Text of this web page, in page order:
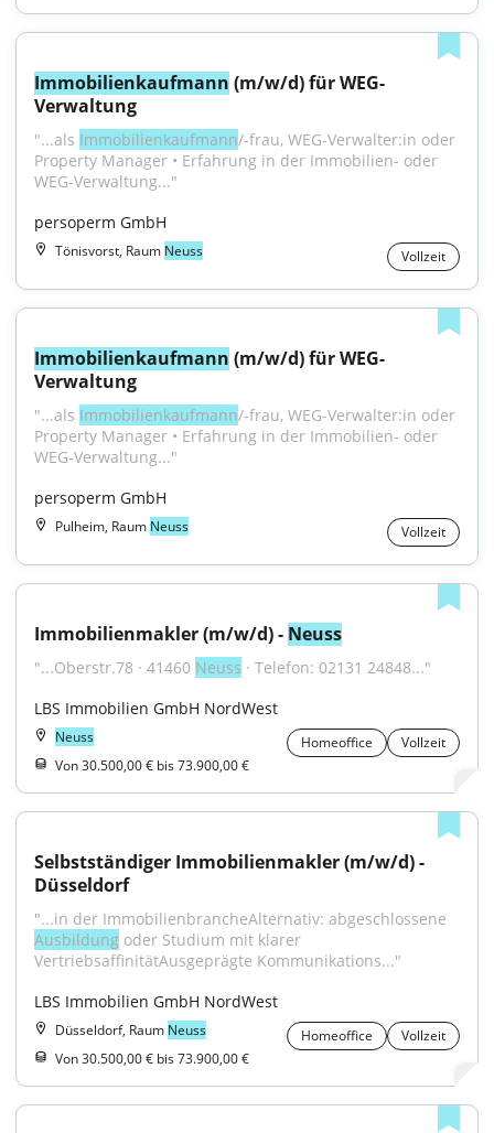
Immobilienkaufmann (m/w/d) für WEG-
Verwaltung
"...als Immobilienkaufmann/-frau, WEG-Verwalter:in oder
Property Manager • Erfahrung in der Immobilien- oder
WEG-Verwaltung..."
persoperm GmbH
Tönisvorst, Raum Neuss Vollzeit
Immobilienkaufmann (m/w/d) für WEG-
Verwaltung
"...als Immobilienkaufmann/-frau, WEG-Verwalter:in oder
Property Manager • Erfahrung in der Immobilien- oder
WEG-Verwaltung..."
persoperm GmbH
Pulheim, Raum Neuss Vollzeit
Immobilienmakler (m/w/d) - Neuss
"...Oberstr.78 · 41460 Neuss · Telefon: 02131 24848..."
LBS Immobilien GmbH NordWest
Neuss Homeoffice
Vollzeit
Von 30.500,00 € bis 73.900,00 €
Selbstständiger Immobilienmakler (m/w/d) -
Düsseldorf
Ausbildung oder Studium mit klarer
VertriebsaffinitätAusgeprägte Kommunikations..."
LBS Immobilien GmbH NordWest
Düsseldorf, Raum Neuss Homeoffice
Vollzeit
Von 30.500,00 € bis 73.900,00 €